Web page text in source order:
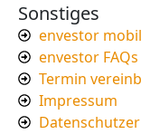
Sonstiges
envestor mobil
envestor FAQs
Termin
Impressum